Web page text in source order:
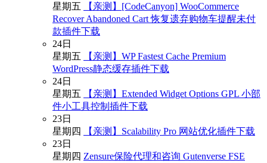
星期五
【亲测】[CodeCanyon] WooCommerce
Recover Abandoned Cart 恢复遗弃购物车提醒未付
款插件下载
24日
星期五
【亲测】WP Fastest Cache Premium
WordPress静态缓存插件下载
24日
星期五
【亲测】Extended Widget Options GPL 小部
件小工具控制插件下载
23日
星期四
【亲测】Scalability Pro 网站优化插件下载
23日
星期四 Zensure保险代理和咨询 Gutenverse FSE